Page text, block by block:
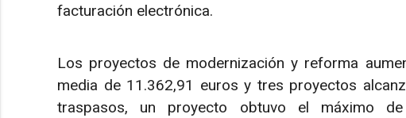
facturación electrónica.
Los proyectos de modernización y reforma
media de 11.362,91 euros y tres proyectos
traspasos, un proyecto obtuvo el máximo